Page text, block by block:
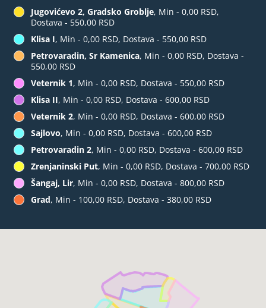
Jugovićevo 2, Gradsko Groblje, Min - 0,00 RSD,
Dostava - 550,00 RSD
Klisa I, Min - 0,00 RSD, Dostava - 550,00 RSD
Petrovaradin, Sr Kamenica, Min - 0,00 RSD, Dostava -
550,00 RSD
Veternik 1, Min - 0,00 RSD, Dostava - 550,00 RSD
Klisa II, Min - 0,00 RSD, Dostava - 600,00 RSD
Veternik 2, Min - 0,00 RSD, Dostava - 600,00 RSD
Sajlovo, Min - 0,00 RSD, Dostava - 600,00 RSD
Petrovaradin 2, Min - 0,00 RSD, Dostava - 600,00 RSD
Zrenjaninski Put, Min - 0,00 RSD, Dostava - 700,00 RSD
Šangaj, Lir, Min - 0,00 RSD, Dostava - 800,00 RSD
Grad, Min - 100,00 RSD, Dostava - 380,00 RSD